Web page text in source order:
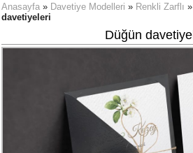
Düğün
Davetiye
Anasayfa » Davetiye Modelleri » Renkli Zarflı »
davetiyeleri
Düğün